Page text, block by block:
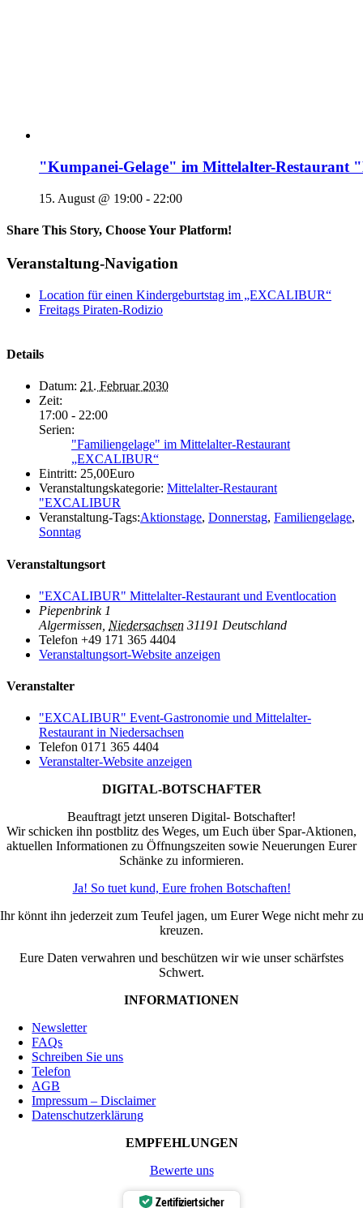
"Kumpanei-Gelage" im Mittelalter-
15. August @ 19:00 - 22:00
Share This Story, Choose Your Platform!
Veranstaltung-Navigation
Location für einen Kindergeburtstag im „EXCALIBUR“
Freitags Piraten-Rodizio
Details
Datum: 21. Februar 2030
Zeit:
17:00 - 22:00
Serien:
"Familiengelage" im Mittelalter-Restaurant
„EXCALIBUR“
Eintritt: 25,00Euro
Veranstaltungskategorie: Mittelalter-Restaurant
"EXCALIBUR
Veranstaltung-Tags:Aktionstage, Donnerstag, Familiengelage,
Sonntag
Veranstaltungsort
"EXCALIBUR" Mittelalter-Restaurant und Eventlocation
Piepenbrink 1
Algermissen Niedersachsen 31191 Deutschland
Telefon +49 171 365 4404
Veranstaltungsort-Website anzeigen
Veranstalter
"EXCALIBUR" Event-Gastronomie und Mittelalter-
Restaurant in Niedersachsen
Telefon 0171 365 4404
Veranstalter-Website anzeigen
DIGITAL-BOTSCHAFTER
Beauftragt jetzt unseren Digital- Botschafter!
Wir schicken ihn postblitz des Weges, um Euch über Spar-Aktionen,
aktuellen Informationen zu Öffnungszeiten sowie Neuerungen Eurer
Schänke zu informieren.
Ja! So tuet kund, Eure frohen Botschaften!
Ihr könnt ihn jederzeit zum Teufel jagen, um Eurer Wege nicht mehr zu
kreuzen.
Eure Daten verwahren und beschützen wir wie unser schärfstes
Schwert.
INFORMATIONEN
Newsletter
FAQs
Schreiben Sie uns
Telefon
AGB
Impressum – Disclaimer
Datenschutzerklärung
EMPFEHLUNGEN
Bewerte uns
Zertifiziert sicher